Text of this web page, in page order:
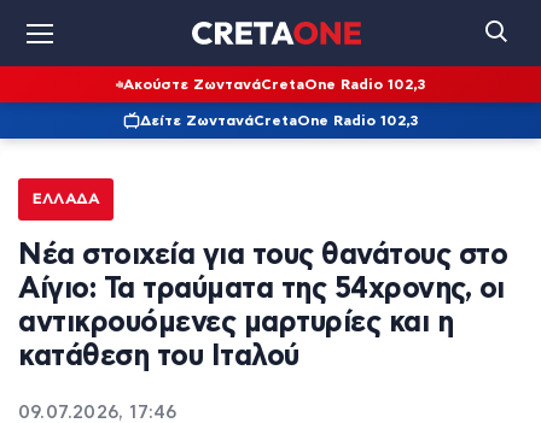
Ακούστε ΖωντανάCretaOne Radio 102,3
Δείτε ΖωντανάCretaOne Radio 102,3
ΕΛΛΆΔΑ
Νέα στοιχεία για τους θανάτους στο
Αίγιο: Τα τραύματα της 54χρονης, οι
αντικρουόμενες μαρτυρίες και η
κατάθεση του Ιταλού
09.07.2026, 17:46